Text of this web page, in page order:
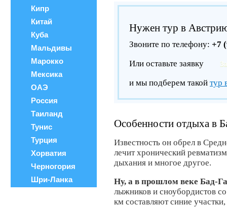
Кипр
Китай
Куба
Мальдивы
Марокко
Мексика
ОАЭ
Россия
Таиланд
Тунис
Турция
Хорватия
Черногория
Шри-Ланка
Нужен тур в
Звоните по телефону: +7
Или оставьте заявку
и мы подберем такой тур
Особенности отдыха в
Известность он обрел в
лечит хронический
дыхания и многое другое.
Ну, а в прошлом веке Бад-
лыжников и сноубордистов
км составляют синие